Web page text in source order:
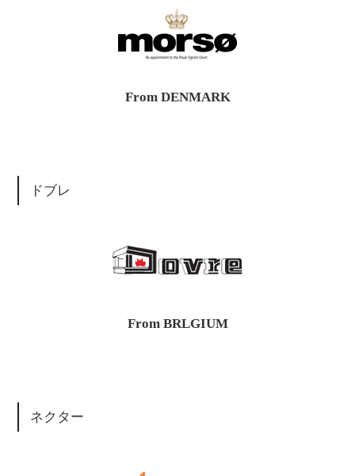
From DENMARK
ドブレ
From BRLGIUM
ネクター